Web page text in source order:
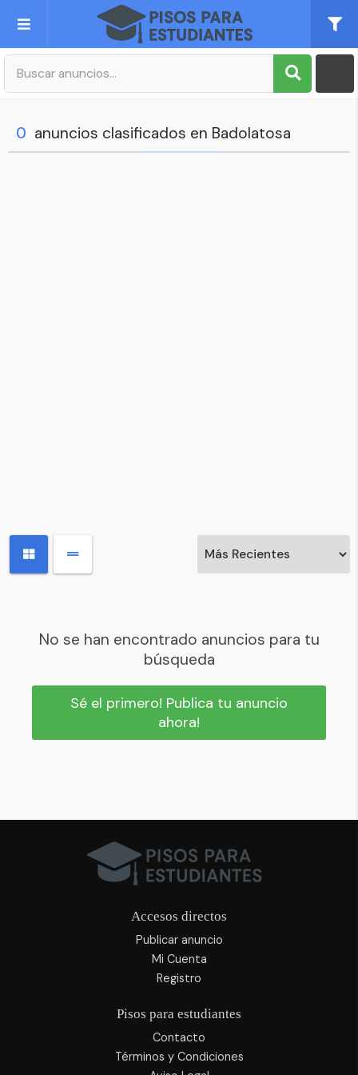
Publica tu Anuncio
0 anuncios clasificados en Badolatosa
No se han encontrado anuncios para tu
búsqueda
Sé el primero! Publica tu anuncio
ahora!
Accesos directos
Publicar anuncio
Mi Cuenta
Registro
Pisos para estudiantes
Contacto
Términos y Condiciones